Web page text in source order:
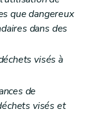
que dangereux
dans des
visés à
de
visés et